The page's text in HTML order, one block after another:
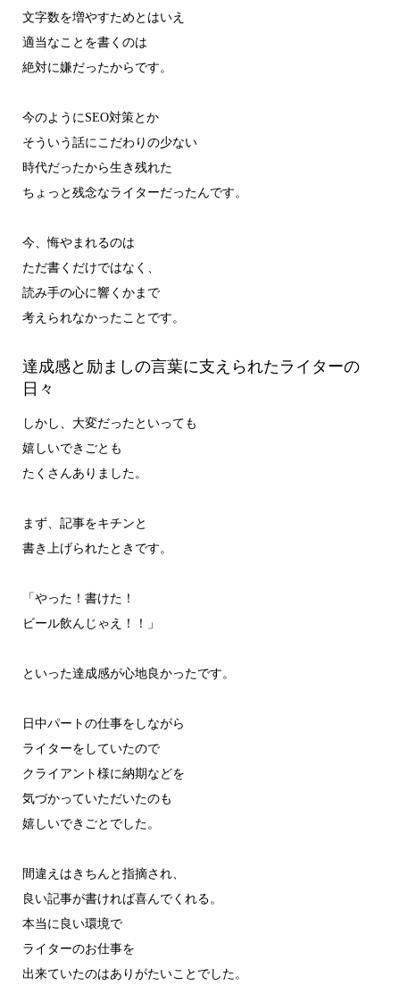
文字数を増やすためとはいえ
適当なことを書くのは
絶対に嫌だったからです。
今のようにSEO対策とか
そういう話にこだわりの少ない
時代だったから生き残れた
ちょっと残念なライターだったんです。
今、悔やまれるのは
ただ書くだけではなく、
読み手の心に響くかまで
考えられなかったことです。
達成感と励ましの言葉に支えられたライターの
日々
しかし、大変だったといっても
嬉しいできごとも
たくさんありました。
まず、記事をキチンと
書き上げられたときです。
「やった！書けた！
ビール飲んじゃえ！！」
といった達成感が心地良かったです。
日中パートの仕事をしながら
ライターをしていたので
クライアント様に納期などを
気づかっていただいたのも
嬉しいできごとでした。
間違えはきちんと指摘され、
良い記事が書ければ喜んでくれる。
本当に良い環境で
ライターのお仕事を
出来ていたのはありがたいことでした。